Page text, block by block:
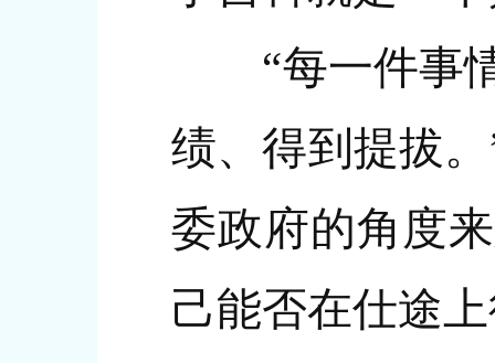
“每一件事情
绩、得到提拔
委政府的角度
己能否在仕途